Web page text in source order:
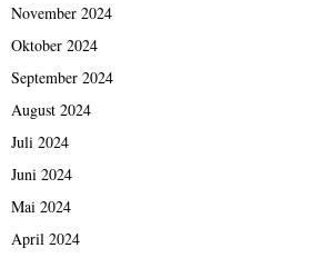
November 2024
Oktober 2024
September 2024
August 2024
Juli 2024
Juni 2024
Mai 2024
April 2024